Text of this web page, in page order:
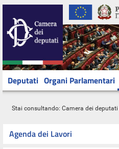
Deputati Organi Parlamentari
Stai consultando: Camera dei deputati
Agenda dei Lavori